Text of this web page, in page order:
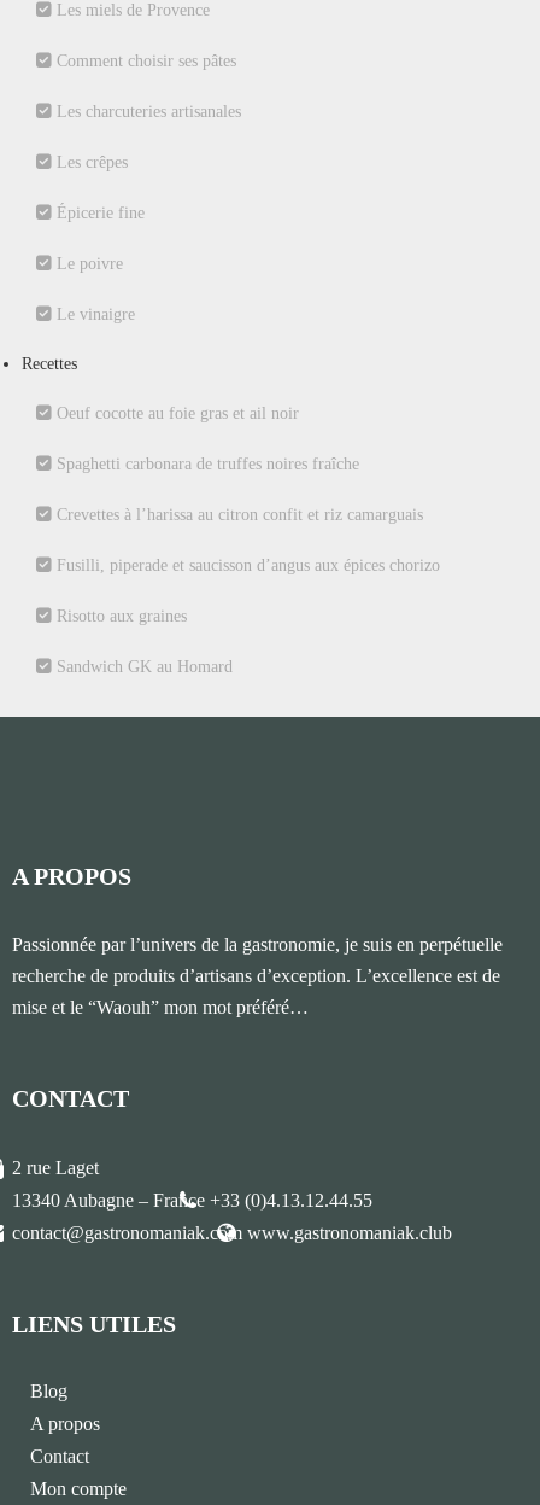
Les miels de Provence
Comment choisir ses pâtes
Les charcuteries artisanales
Les crêpes
Épicerie fine
Le poivre
Le vinaigre
Recettes
Oeuf cocotte au foie gras et ail noir
Spaghetti carbonara de truffes noires fraîche
Crevettes à l’harissa au citron confit et riz camarguais
Fusilli, piperade et saucisson d’angus aux épices chorizo
Risotto aux graines
Sandwich GK au Homard
A PROPOS
Passionnée par l’univers de la gastronomie, je suis en perpétuelle
recherche de produits d’artisans d’exception. L’excellence est de
mise et le “Waouh” mon mot préféré…
CONTACT
2 rue Laget
13340 Aubagne – France +33 (0)4.13.12.44.55
contact@gastronomaniak.com www.gastronomaniak.club
LIENS UTILES
Blog
A propos
Contact
Mon compte